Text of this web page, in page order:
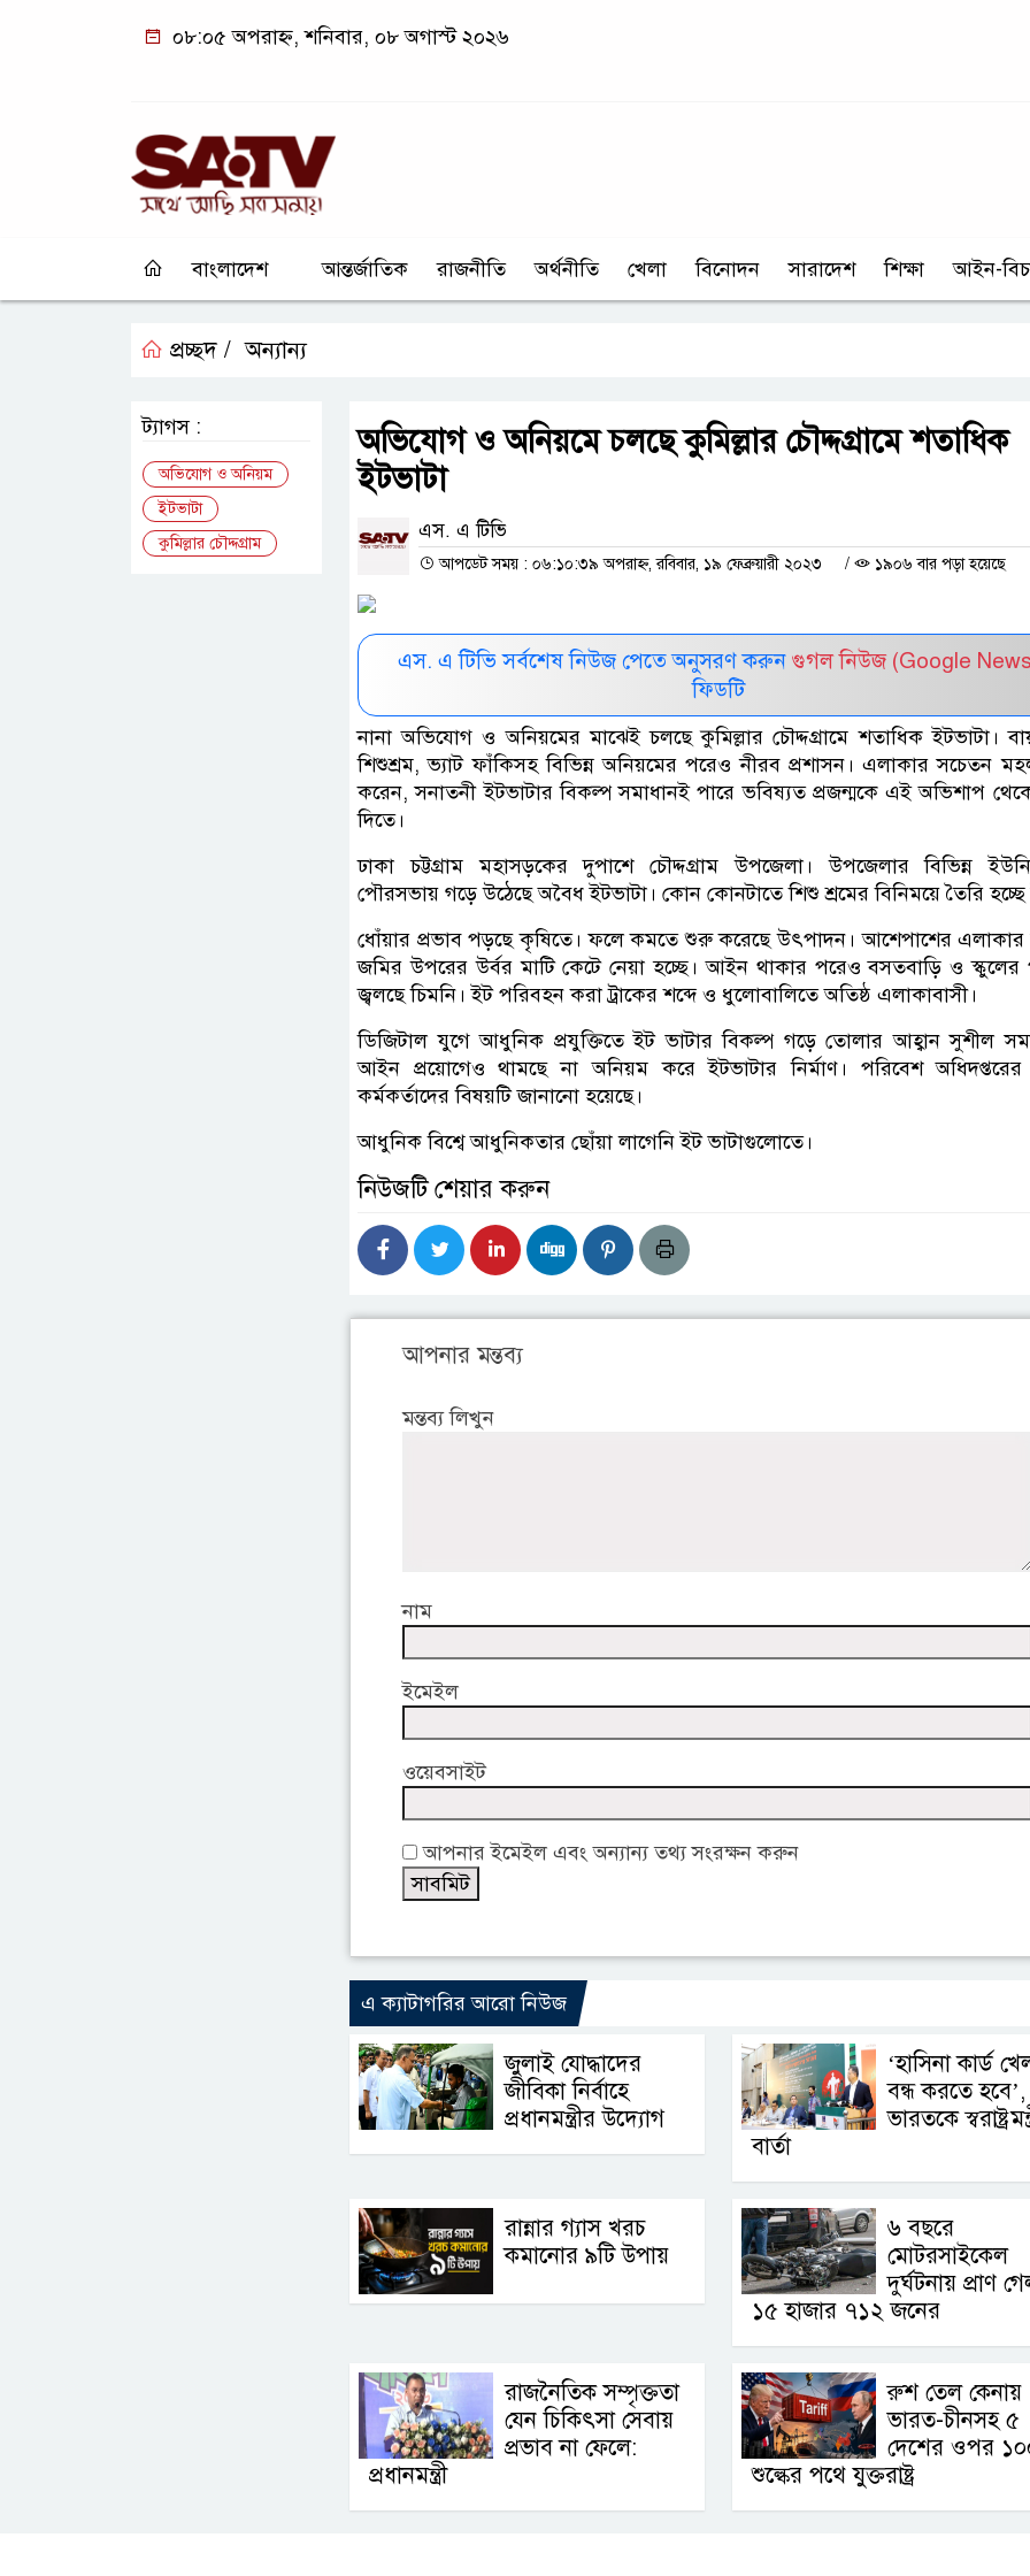
০৮:০৫ অপরাহ্ন, শনিবার, ০৮ অগাস্ট ২০২৬
বাংলাদেশ আন্তর্জাতিক রাজনীতি অর্থনীতি খেলা বিনোদন সারাদেশ শিক্ষা আইন-
প্রচ্ছদ / অন্যান্য
অভিযোগ ও অনিয়মে চলছে কুমিল্লার চৌদ্দগ্রামে শতাধিক
ইটভাটা
এস. এ টিভি
আপডেট সময় : ০৬:১০:৩৯ অপরাহ্ন, রবিবার, ১৯ ফেব্রুয়ারী ২০২৩ / ১৯০৬ বার পড়া হয়েছে
এস. এ টিভি সর্বশেষ নিউজ পেতে অনুসরণ করুন গুগল নিউজ (Google
ফিডটি
নানা অভিযোগ ও অনিয়মের মাঝেই চলছে কুমিল্লার চৌদ্দগ্রামে শতাধিক ইটভাটা।
শিশুশ্রম, ভ্যাট ফাঁকিসহ বিভিন্ন অনিয়মের পরেও নীরব প্রশাসন। এলাকার সচেতন
করেন, সনাতনী ইটভাটার বিকল্প সমাধানই পারে ভবিষ্যত প্রজন্মকে এই অভিশাপ
দিতে।
ঢাকা চট্টগ্রাম মহাসড়কের দুপাশে চৌদ্দগ্রাম উপজেলা। উপজেলার বিভিন্ন
পৌরসভায় গড়ে উঠেছে অবৈধ ইটভাটা। কোন কোনটাতে শিশু শ্রমের বিনিময়ে তৈরি হচ্ছে
ধোঁয়ার প্রভাব পড়ছে কৃষিতে। ফলে কমতে শুরু করেছে উৎপাদন। আশেপাশের
জমির উপরের উর্বর মাটি কেটে নেয়া হচ্ছে। আইন থাকার পরেও বসতবাড়ি ও স্কুলের
জ্বলছে চিমনি। ইট পরিবহন করা ট্রাকের শব্দে ও ধুলোবালিতে অতিষ্ঠ এলাকাবাসী।
ডিজিটাল যুগে আধুনিক প্রযুক্তিতে ইট ভাটার বিকল্প গড়ে তোলার আহ্বান সুশীল
আইন প্রয়োগেও থামছে না অনিয়ম করে ইটভাটার নির্মাণ। পরিবেশ অধিদপ্তরের
কর্মকর্তাদের বিষয়টি জানানো হয়েছে।
আধুনিক বিশ্বে আধুনিকতার ছোঁয়া লাগেনি ইট ভাটাগুলোতে।
নিউজটি শেয়ার করুন
আপনার মন্তব্য
মন্তব্য লিখুন
নাম
ইমেইল
ওয়েবসাইট
আপনার ইমেইল এবং অন্যান্য তথ্য সংরক্ষন করুন
এ ক্যাটাগরির আরো নিউজ
জুলাই যোদ্ধাদের
জীবিকা নির্বাহে
প্রধানমন্ত্রীর উদ্যোগ
‘হাসিনা কার্ড
বন্ধ করতে হবে’,
ভারতকে
বার্তা
রান্নার গ্যাস খরচ
কমানোর ৯টি উপায়
৬ বছরে
মোটরসাইকেল
দুর্ঘটনায় প্রাণ
১৫ হাজার ৭১২ জনের
রাজনৈতিক সম্পৃক্ততা
যেন চিকিৎসা সেবায়
প্রভাব না ফেলে:
প্রধানমন্ত্রী
রুশ তেল কেনায়
ভারত-চীনসহ ৫
দেশের ওপর
শুল্কের পথে যুক্তরাষ্ট্র
ট্যাগস :
অভিযোগ ও অনিয়ম
ইটভাটা
কুমিল্লার চৌদ্দগ্রাম